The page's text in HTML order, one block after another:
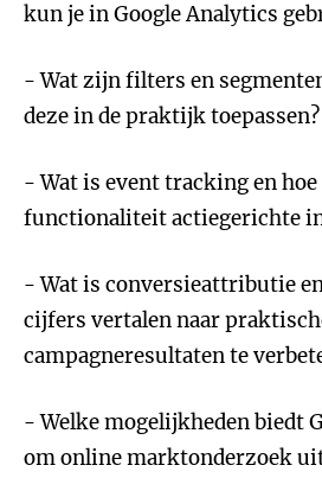
kun je in Google Analytics
- Wat zijn filters en
deze in de praktijk toepassen?
- Wat is event tracking en
functionaliteit actiegerichte
- Wat is conversieattributie
cijfers vertalen naar
campagneresultaten te
- Welke mogelijkheden biedt
om online marktonderzoek